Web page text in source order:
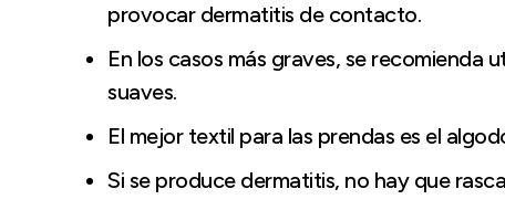
provocar dermatitis de contacto.
En los casos más graves, se recomienda
suaves.
El mejor textil para las prendas es el
Si se produce dermatitis, no hay que